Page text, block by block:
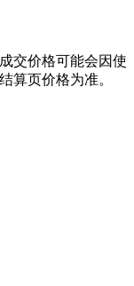
交价格可能会因使
算页价格为准。